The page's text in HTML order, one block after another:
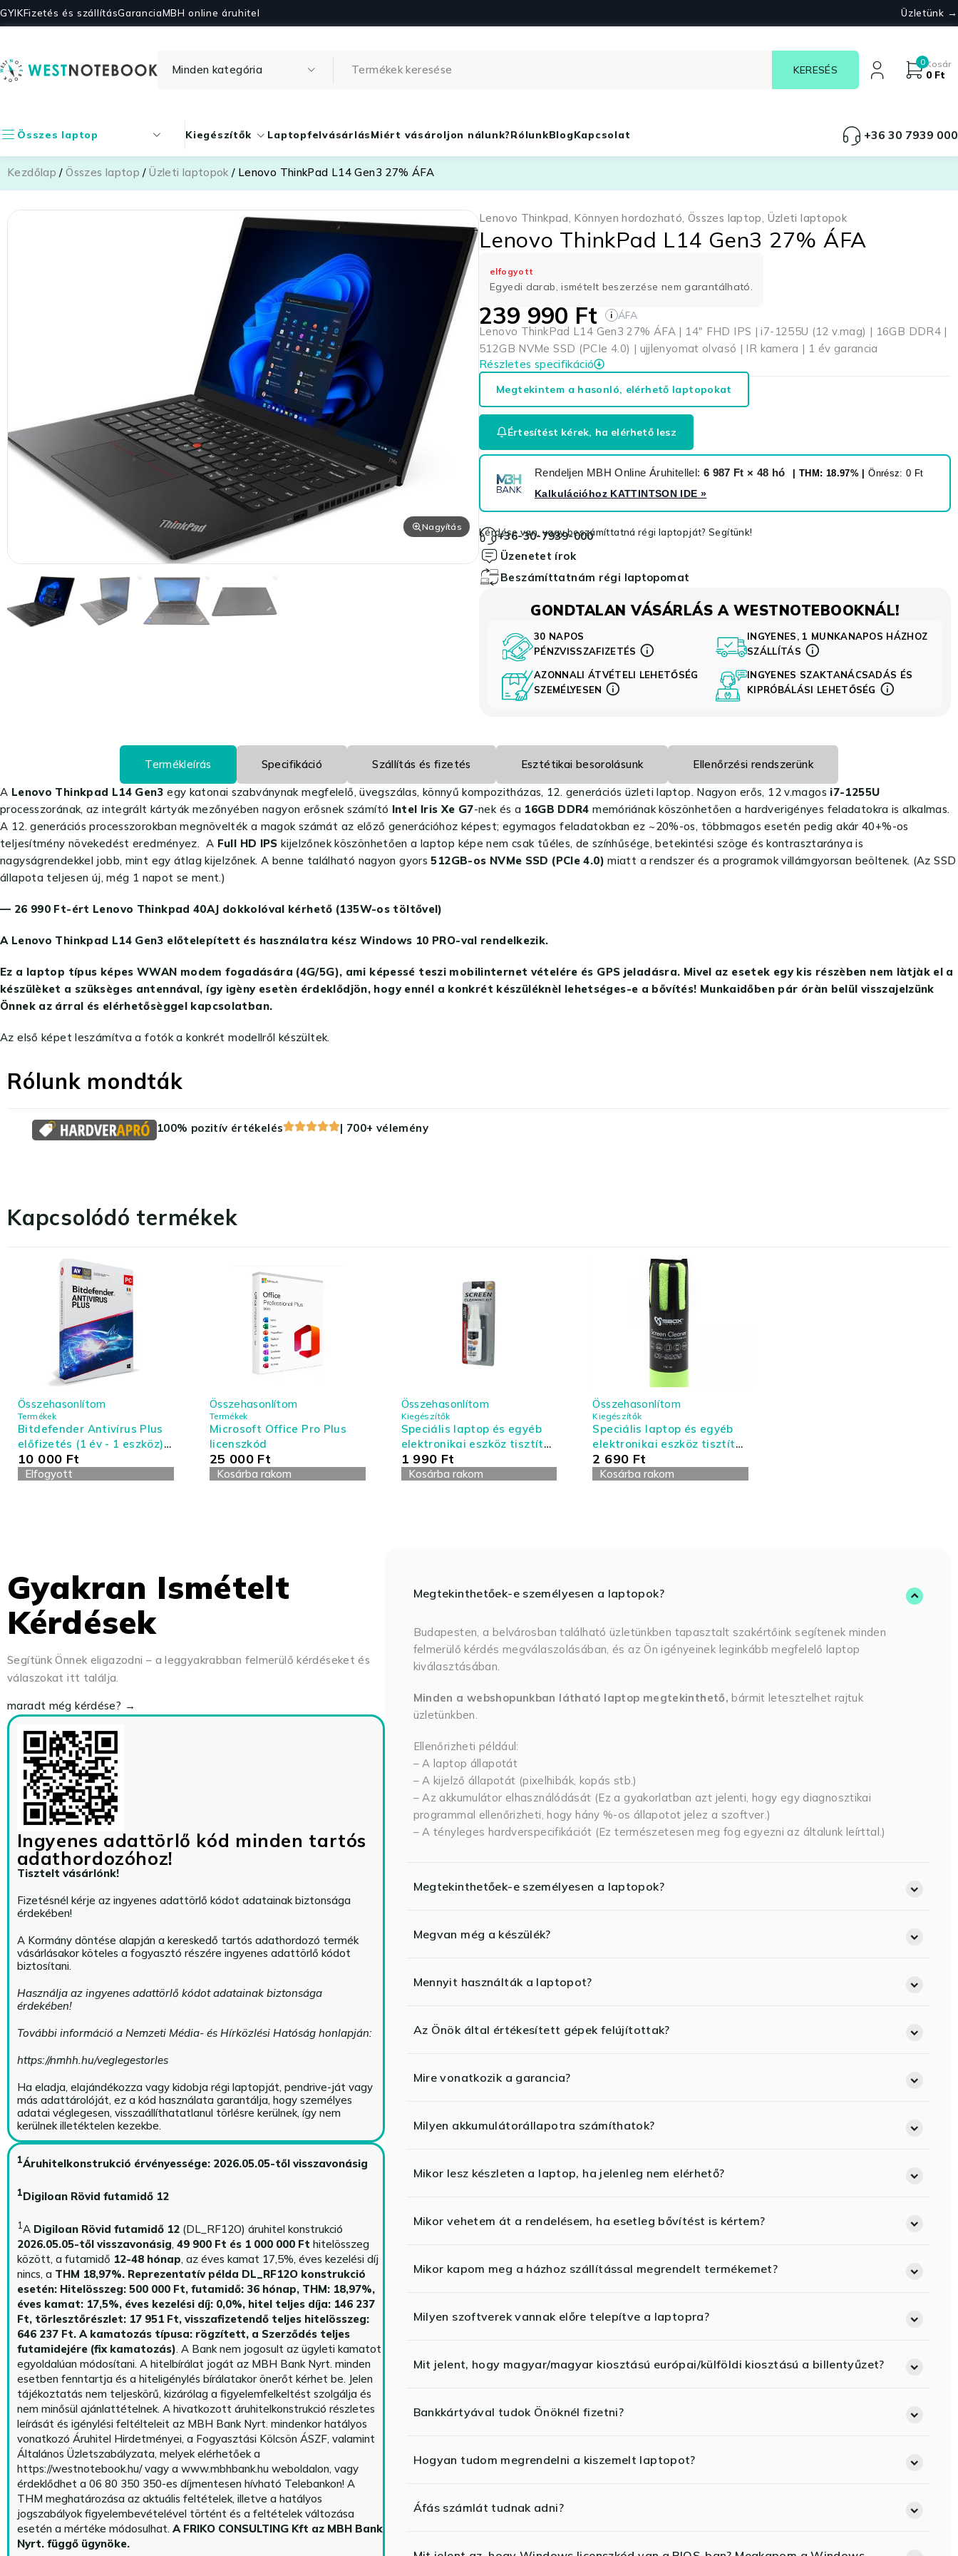
GYIKFizetés és szállításGaranciaMBH online áruhitel Üzletünk →
0Kosár
0 Ft
Összes laptop Kiegészítők LaptopfelvásárlásMiért vásároljon nálunk?RólunkBlogKapcsolat +36 30 7939 000
Kezdőlap /Összes laptop /Üzleti laptopok / Lenovo ThinkPad L14 Gen3 27% ÁFA
Nagyítás
Lenovo Thinkpad, Könnyen hordozható, Összes laptop, Üzleti laptopok
Lenovo ThinkPad L14 Gen3 27% ÁFA
elfogyott
Egyedi darab, ismételt beszerzése nem garantálható.
239 990 Ft i ÁFA
Lenovo ThinkPad L14 Gen3 27% ÁFA | 14″ FHD IPS | i7-1255U (12 v.mag) | 16GB DDR4 |
512GB NVMe SSD (PCIe 4.0) | ujjlenyomat olvasó | IR kamera | 1 év garancia
Részletes specifikáció
Megtekintem a hasonló, elérhető laptopokat
Értesítést kérek, ha elérhető lesz
Rendeljen MBH Online Áruhitellel: 6 987 Ft × 48 hó | THM: 18.97% |Önrész: 0 Ft
Kalkulációhoz KATTINTSON IDE »
Kérdése van, vagy beszámíttatná régi laptopját? Segítünk!
+36-30-7939-000
Üzenetet írok
Beszámíttatnám régi laptopomat
GONDTALAN VÁSÁRLÁS A WESTNOTEBOOKNÁL!
30 NAPOS
PÉNZVISSZAFIZETÉS
INGYENES, 1 MUNKANAPOS HÁZHOZ
SZÁLLÍTÁS
AZONNALI ÁTVÉTELI LEHETŐSÉG
SZEMÉLYESEN
INGYENES SZAKTANÁCSADÁS ÉS
KIPRÓBÁLÁSI LEHETŐSÉG
Termékleírás Specifikáció Szállítás és fizetés Esztétikai besorolásunk Ellenőrzési rendszerünk
A Lenovo Thinkpad L14 Gen3 egy katonai szabványnak megfelelő, üvegszálas, könnyű kompozitházas, 12. generációs üzleti laptop. Nagyon erős, 12 v.magos i7-1255U
processzorának, az integrált kártyák mezőnyében nagyon erősnek számító Intel Iris Xe G7-nek és a 16GB DDR4 memóriának köszönhetően a hardverigényes feladatokra is alkalmas.
A 12. generációs processzorokban megnövelték a magok számát az előző generációhoz képest; egymagos feladatokban ez ~20%-os, többmagos esetén pedig akár 40+%-os
teljesítmény növekedést eredményez. A Full HD IPS kijelzőnek köszönhetően a laptop képe nem csak tűéles, de színhűsége, betekintési szöge és kontrasztaránya is
nagyságrendekkel jobb, mint egy átlag kijelzőnek. A benne található nagyon gyors512GB-os NVMe SSD (PCIe 4.0)miatt a rendszer és a programok villámgyorsan beöltenek. (Az SSD
állapota teljesen új, még 1 napot se ment.)
— 26 990 Ft-ért Lenovo Thinkpad 40AJ dokkolóval kérhető (135W-os töltővel)
A Lenovo Thinkpad L14 Gen3 előtelepített és használatra kész Windows 10 PRO-val rendelkezik.
Ez a laptop típus képes WWAN modem fogadására (4G/5G), ami képessé teszi mobilinternet vételére és GPS jeladásra. Mivel az esetek egy kis részèben nem làtjàk el a
készülèket a szüksèges antennával, így igèny esetèn érdeklődjön, hogy ennél a konkrét készüléknèl lehetséges-e a bővítés! Munkaidőben pár óràn belül visszajelzünk
Önnek az árral és elérhetősèggel kapcsolatban.
Az első képet leszámítva a fotók a konkrét modellről készültek.
Rólunk mondták
100% pozitív értékelés | 700+ vélemény
Kapcsolódó termékek
Termékek
Bitdefender Antivírus Plus
előfizetés (1 év - 1 eszköz) -
Antivírus és Tűzfal
Összehasonlítom
10 000 Ft
Elfogyott
Termékek
Microsoft Office Pro Plus
licenszkód
Összehasonlítom
25 000 Ft
Kosárba rakom
Kiegészítők
Speciális laptop és egyéb
elektronikai eszköz tisztító
készlet - kis kiszerelés
Összehasonlítom
1 990 Ft
Kosárba rakom
Kiegészítők
Speciális laptop és egyéb
elektronikai eszköz tisztító
készlet - nagy kiszerelés
Összehasonlítom
2 690 Ft
Kosárba rakom
Gyakran Ismételt
Kérdések
Segítünk Önnek eligazodni – a leggyakrabban felmerülő kérdéseket és
válaszokat itt találja.
maradt még kérdése? →
Ingyenes adattörlő kód minden tartós
adathordozóhoz!
Tisztelt vásárlónk!
Fizetésnél kérje az ingyenes adattörlő kódot adatainak biztonsága
érdekében!
A Kormány döntése alapján a kereskedő tartós adathordozó termék
vásárlásakor köteles a fogyasztó részére ingyenes adattörlő kódot
biztosítani.
Használja az ingyenes adattörlő kódot adatainak biztonsága
érdekében!
További információ a Nemzeti Média- és Hírközlési Hatóság honlapján:
https://nmhh.hu/veglegestorles
Ha eladja, elajándékozza vagy kidobja régi laptopját, pendrive-ját vagy
más adattárolóját, ez a kód használata garantálja, hogy személyes
adatai véglegesen, visszaállíthatatlanul törlésre kerülnek, így nem
kerülnek illetéktelen kezekbe.
1Áruhitelkonstrukció érvényessége: 2026.05.05-től visszavonásig
1Digiloan Rövid futamidő 12
1A Digiloan Rövid futamidő 12(DL_RF12O) áruhitel konstrukció
2026.05.05-től visszavonásig, 49 900 Ft és 1 000 000 Ft hitelösszeg
között, a futamidő 12-48 hónap, az éves kamat 17,5%, éves kezelési díj
nincs, a THM 18,97%. Reprezentatív példa DL_RF12O konstrukció
esetén: Hitelösszeg: 500 000 Ft, futamidő: 36 hónap, THM: 18,97%,
éves kamat: 17,5%, éves kezelési díj: 0,0%, hitel teljes díja: 146 237
Ft, törlesztőrészlet: 17 951 Ft, visszafizetendő teljes hitelösszeg:
646 237 Ft. A kamatozás típusa: rögzített, a Szerződés teljes
futamidejére (fix kamatozás). A Bank nem jogosult az ügyleti kamatot
egyoldalúan módosítani. A hitelbírálat jogát az MBH Bank Nyrt. minden
esetben fenntartja és a hiteligénylés bírálatakor önerőt kérhet be. Jelen
tájékoztatás nem teljeskörű, kizárólag a figyelemfelkeltést szolgálja és
nem minősül ajánlattételnek. A hivatkozott áruhitelkonstrukció részletes
leírását és igénylési feltélteleit az MBH Bank Nyrt. mindenkor hatályos
vonatkozó Áruhitel Hirdetményei, a Fogyasztási Kölcsön ÁSZF, valamint
Általános Üzletszabályzata, melyek elérhetőek a
https://westnotebook.hu/vagy a www.mbhbank.hu weboldalon, vagy
érdeklődhet a 06 80 350 350-es díjmentesen hívható Telebankon! A
THM meghatározása az aktuális feltételek, illetve a hatályos
jogszabályok figyelembevételével történt és a feltételek változása
esetén a mértéke módosulhat. A FRIKO CONSULTING Kft az MBH Bank
Nyrt. függő ügynöke.
Megtekinthetőek-e személyesen a laptopok?
Budapesten, a belvárosban található üzletünkben tapasztalt szakértőink segítenek minden
felmerülő kérdés megválaszolásában, és az Ön igényeinek leginkább megfelelő laptop
kiválasztásában.
Minden a webshopunkban látható laptop megtekinthető, bármit letesztelhet rajtuk
üzletünkben.
Ellenőrizheti például:
– A laptop állapotát
– A kijelző állapotát (pixelhibák, kopás stb.)
– Az akkumulátor elhasználódását (Ez a gyakorlatban azt jelenti, hogy egy diagnosztikai
programmal ellenőrizheti, hogy hány %-os állapotot jelez a szoftver.)
– A tényleges hardverspecifikációt (Ez természetesen meg fog egyezni az általunk leírttal.)
Megtekinthetőek-e személyesen a laptopok?
Megvan még a készülék?
Mennyit használták a laptopot?
Az Önök által értékesített gépek felújítottak?
Mire vonatkozik a garancia?
Milyen akkumulátorállapotra számíthatok?
Mikor lesz készleten a laptop, ha jelenleg nem elérhető?
Mikor vehetem át a rendelésem, ha esetleg bővítést is kértem?
Mikor kapom meg a házhoz szállítással megrendelt termékemet?
Milyen szoftverek vannak előre telepítve a laptopra?
Mit jelent, hogy magyar/magyar kiosztású európai/külföldi kiosztású a billentyűzet?
Bankkártyával tudok Önöknél fizetni?
Hogyan tudom megrendelni a kiszemelt laptopot?
Áfás számlát tudnak adni?